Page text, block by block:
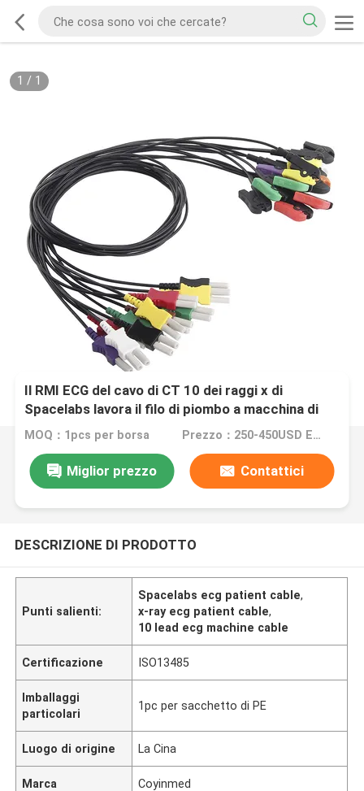
1 / 1
Il RMI ECG del cavo di CT 10 dei raggi x di
Spacelabs lavora il filo di piombo a macchina di
Radiotranslucent del cavo
MOQ：1pcs per borsa Prezzo：250-450USD Each
Miglior prezzo Contattici
DESCRIZIONE DI PRODOTTO
Punti salienti:
Spacelabs ecg patient cable,
x-ray ecg patient cable,
10 lead ecg machine cable
Certificazione ISO13485
Imballaggi
particolari
1pc per sacchetto di PE
Luogo di origine La Cina
Marca Coyinmed